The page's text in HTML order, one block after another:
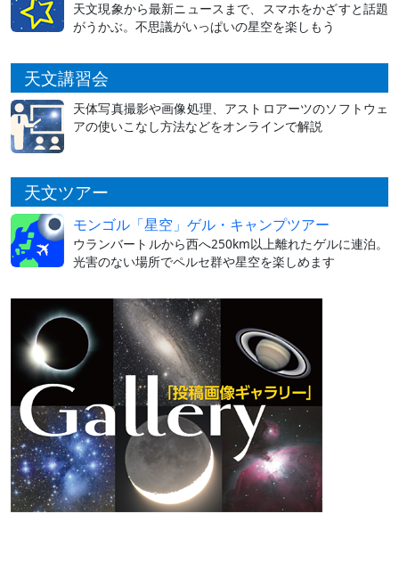
天文現象から最新ニュースまで、スマホをかざすと話題
がうかぶ。不思議がいっぱいの星空を楽しもう
天文講習会
天体写真撮影や画像処理、アストロアーツのソフトウェ
アの使いこなし方法などをオンラインで解説
天文ツアー
モンゴル「星空」ゲル・キャンプツアー
ウランバートルから西へ250km以上離れたゲルに連泊。
光害のない場所でペルセ群や星空を楽しめます